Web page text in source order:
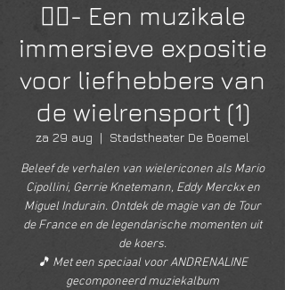
🚴‍♂️- Een muzikale
immersieve expositie
voor liefhebbers van
de wielrensport (1)
za 29 aug
  |
Stadstheater De Boemel
Beleef de verhalen van wielericonen als Mario
Cipollini, Gerrie Knetemann, Eddy Merckx en
Miguel Indurain. Ontdek de magie van de Tour
de France en de legendarische momenten uit
de koers.
🎵 Met een speciaal voor ANDRENALINE
gecomponeerd muziekalbum